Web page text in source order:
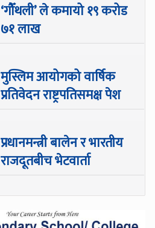
‘गौँथली’ ले कमायो १९ करोड
७१ लाख
मुस्लिम आयोगको वार्षिक
प्रतिवेदन राष्ट्रपतिसमक्ष पेश
प्रधानमन्त्री बालेन र भारतीय
राजदूतबीच भेटवार्ता